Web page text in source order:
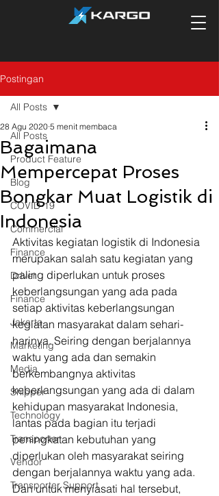
Postingan
All Posts
Product Feature
Blog
COVID-19
Commercial
Finance
Driver
Finance
Jakarta
Marketing
Media
Shipper
Technology
Transporter
Vendor
Transporter Support
All Posts
Bagaimana
Mempercepat Proses
Bongkar Muat Logistik di
Indonesia
28 Agu 2020 5 menit membaca
Aktivitas kegiatan logistik di Indonesia
merupakan salah satu kegiatan yang
paling diperlukan untuk proses
keberlangsungan yang ada pada
setiap aktivitas keberlangsungan
kegiatan masyarakat dalam sehari-
harinya. Seiring dengan berjalannya
waktu yang ada dan semakin
berkembangnya aktivitas
keberlangsungan yang ada di dalam
kehidupan masyarakat Indonesia,
lantas pada bagian itu terjadi
peningkatan kebutuhan yang
diperlukan oleh masyarakat seiring
dengan berjalannya waktu yang ada.
Dan untuk menyiasati hal tersebut,